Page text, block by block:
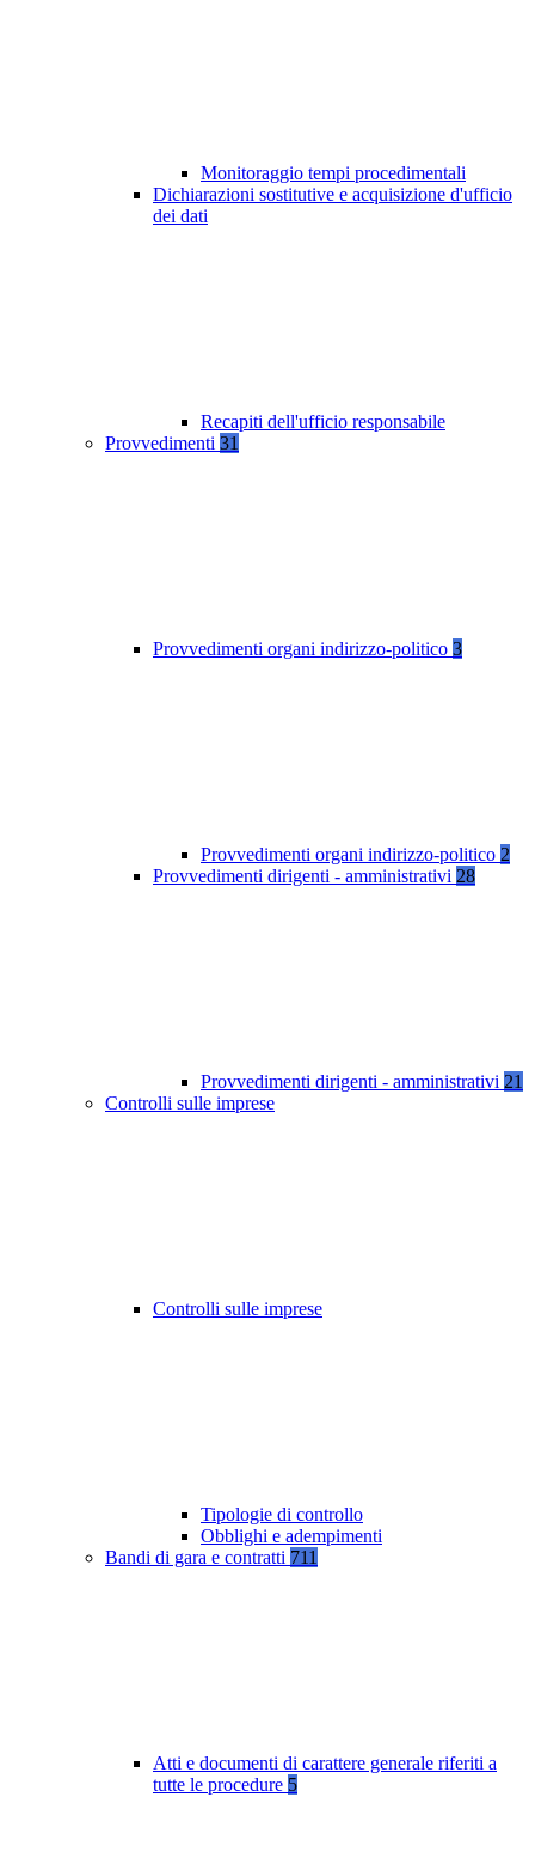
Monitoraggio tempi procedimentali
Dichiarazioni sostitutive e acquisizione d'ufficio
dei dati
Recapiti dell'ufficio responsabile
Provvedimenti 31
Provvedimenti organi indirizzo-politico 3
Provvedimenti organi indirizzo-politico 2
Provvedimenti dirigenti - amministrativi 28
Provvedimenti dirigenti - amministrativi 21
Controlli sulle imprese
Controlli sulle imprese
Tipologie di controllo
Obblighi e adempimenti
Bandi di gara e contratti 711
Atti e documenti di carattere generale riferiti a
tutte le procedure 5